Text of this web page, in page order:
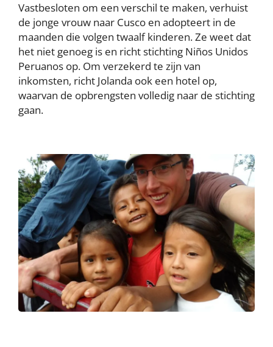
Vastbesloten om een verschil te maken, verhuist
de jonge vrouw naar Cusco en adopteert in de
maanden die volgen twaalf kinderen. Ze weet dat
het niet genoeg is en richt stichting Niños Unidos
Peruanos op. Om verzekerd te zijn van
inkomsten, richt Jolanda ook een hotel op,
waarvan de opbrengsten volledig naar de stichting
gaan.